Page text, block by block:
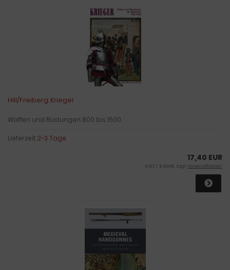
Hill/Freiberg: Krieger
Waffen und Rüstungen 800 bis 1500.
Lieferzeit:2-3 Tage
17,40 EUR
inkl. 7 % MwSt. zzgl.Versandkosten